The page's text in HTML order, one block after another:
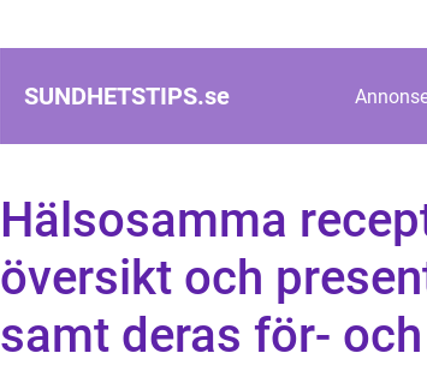
SUNDHETSTIPS.se
Hälsosamma
översikt och
samt deras för-